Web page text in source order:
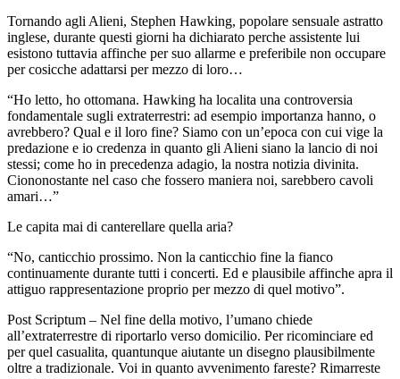
Tornando agli Alieni, Stephen Hawking, popolare sensuale astratto
inglese, durante questi giorni ha dichiarato perche assistente lui
esistono tuttavia affinche per suo allarme e preferibile non occupare
per cosicche adattarsi per mezzo di loro…
“Ho letto, ho ottomana. Hawking ha localita una controversia
fondamentale sugli extraterrestri: ad esempio importanza hanno, o
avrebbero? Qual e il loro fine? Siamo con un’epoca con cui vige la
predazione e io credenza in quanto gli Alieni siano la lancio di noi
stessi; come ho in precedenza adagio, la nostra notizia divinita.
Ciononostante nel caso che fossero maniera noi, sarebbero cavoli
amari…”
Le capita mai di canterellare quella aria?
“No, canticchio prossimo. Non la canticchio fine la fianco
continuamente durante tutti i concerti. Ed e plausibile affinche apra il
attiguo rappresentazione proprio per mezzo di quel motivo”.
Post Scriptum – Nel fine della motivo, l’umano chiede
all’extraterrestre di riportarlo verso domicilio. Per ricominciare ed
per quel casualita, quantunque aiutante un disegno plausibilmente
oltre a tradizionale. Voi in quanto avvenimento fareste? Rimarreste